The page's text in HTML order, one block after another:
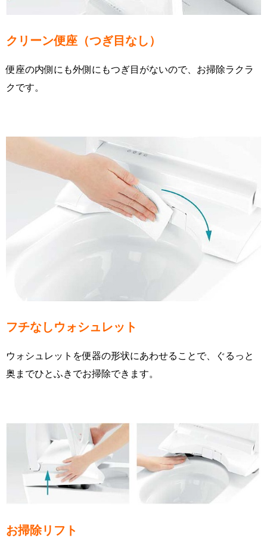
クリーン便座（つぎ目なし）
便座の内側にも外側にもつぎ目がないので、お掃除ラクラ
クです。
フチなしウォシュレット
ウォシュレットを便器の形状にあわせることで、ぐるっと
奥までひとふきでお掃除できます。
お掃除リフト